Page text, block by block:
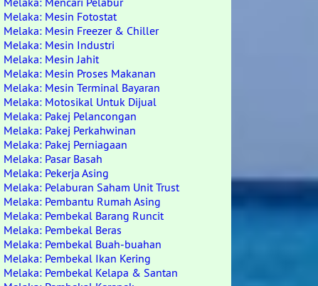
Melaka: Mesin Fotostat
Melaka: Mesin Freezer & Chiller
Melaka: Mesin Industri
Melaka: Mesin Jahit
Melaka: Mesin Proses Makanan
Melaka: Mesin Terminal Bayaran
Melaka: Motosikal Untuk Dijual
Melaka: Pakej Pelancongan
Melaka: Pakej Perkahwinan
Melaka: Pakej Perniagaan
Melaka: Pasar Basah
Melaka: Pekerja Asing
Melaka: Pelaburan Saham Unit Trust
Melaka: Pembantu Rumah Asing
Melaka: Pembekal Barang Runcit
Melaka: Pembekal Beras
Melaka: Pembekal Buah-buahan
Melaka: Pembekal Ikan Kering
Melaka: Pembekal Kelapa & Santan